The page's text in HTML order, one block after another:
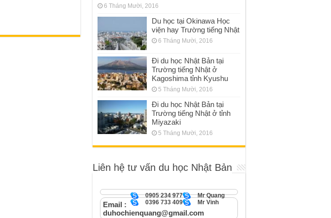
6 Tháng Mười, 2016
Du học tại Okinawa Học
viện hay Trường tiếng Nhật
6 Tháng Mười, 2016
Đi du học Nhật Bản tại
Trường tiếng Nhật ở
Kagoshima tỉnh Kyushu
5 Tháng Mười, 2016
Đi du học Nhật Bản tại
Trường tiếng Nhật ở tỉnh
Miyazaki
5 Tháng Mười, 2016
Liên hệ tư vấn du học Nhật Bản
Mr Quang
0905 234 977
Mr Vinh
0396 733 409
Email :
duhochienquang@gmail.com